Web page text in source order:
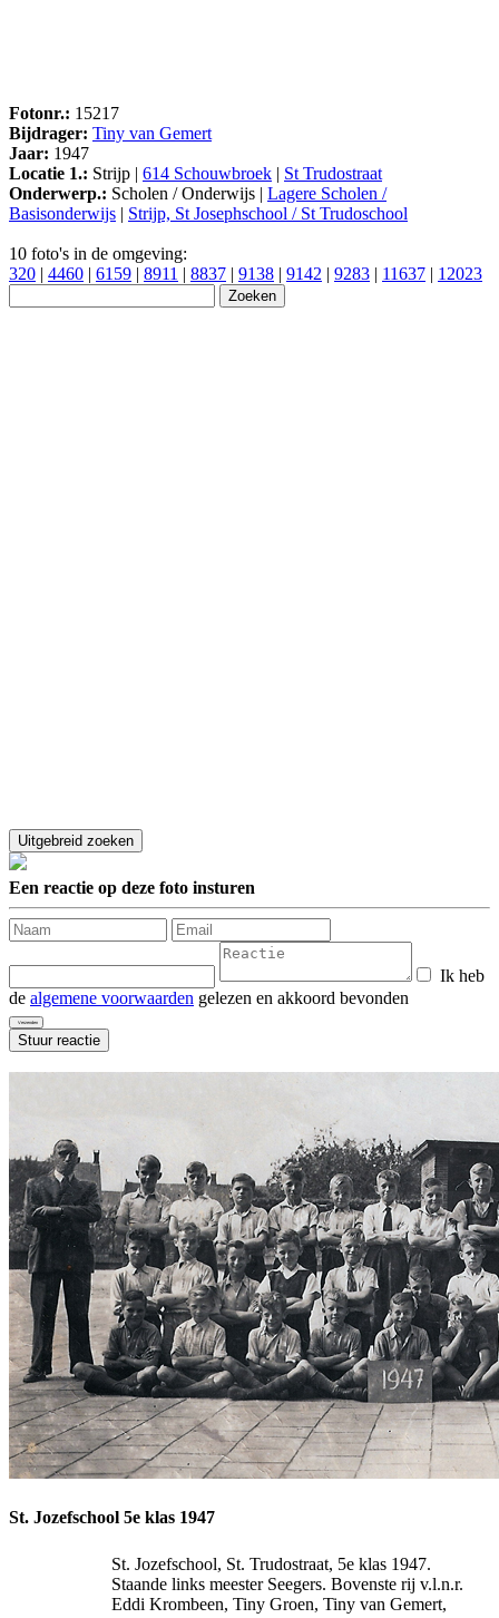
Fotonr.: 15217
Bijdrager: Tiny van Gemert
Jaar: 1947
Locatie 1.: Strijp | 614 Schouwbroek | St Trudostraat
Onderwerp.: Scholen / Onderwijs | Lagere Scholen /
Basisonderwijs | Strijp, St Josephschool / St Trudoschool
10 foto's in de omgeving:
320 | 4460 | 6159 | 8911 | 8837 | 9138 | 9142 | 9283 | 11637 | 12023
Een reactie op deze foto insturen
Ik heb
de algemene voorwaarden gelezen en akkoord bevonden
St. Jozefschool 5e klas 1947
St. Jozefschool, St. Trudostraat, 5e klas 1947.
Staande links meester Seegers. Bovenste rij v.l.n.r.
Eddi Krombeen, Tiny Groen, Tiny van Gemert,